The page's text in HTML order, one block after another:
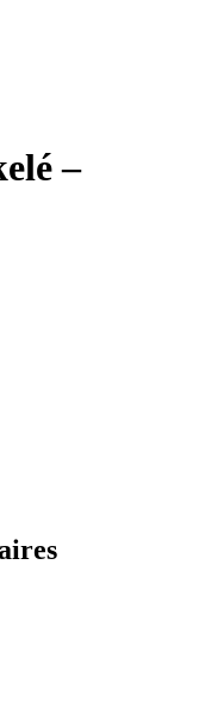
–